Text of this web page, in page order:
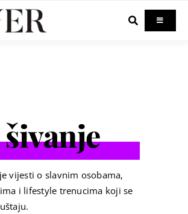
Toggle
šivanje
vijesti o slavnim osobama,
i lifestyle trenucima koji se